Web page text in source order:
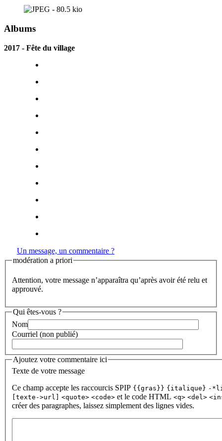
Albums
2017 - Fête du village
Un message, un commentaire ?
modération a priori
Attention, votre message n’apparaîtra qu’après avoir été relu et
approuvé.
Qui êtes-vous ?
Nom
Courriel (non publié)
Ajoutez votre commentaire ici
Texte de votre message
Ce champ accepte les raccourcis SPIP {{gras}} {italique} -
[texte->url]
<quote> <code> et le code HTML <q> <del>
créer des paragraphes, laissez simplement des lignes vides.